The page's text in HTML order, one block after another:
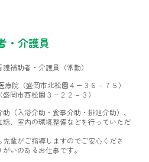
・介護員
補助者・介護員（常勤）
療院（盛岡市北松園４ー３６－７５）
岡市西松園３ー２２－３）
（入浴介助・食事介助・排泄介助）、
話、室内の環境整備などを行っていただ
先輩がご指導しますのでご安心くださ
いのあるお仕事です。